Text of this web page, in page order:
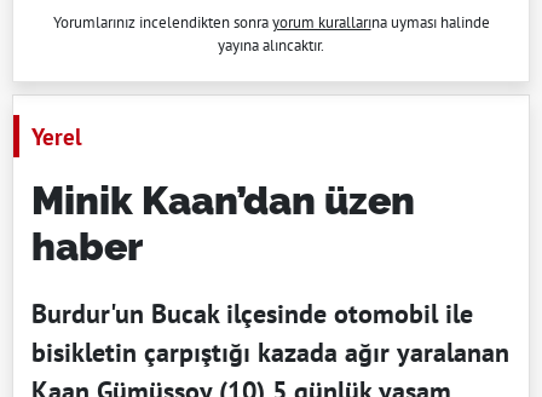
Yorumlarınız incelendikten sonrayorum kurallarına uyması halinde
yayına alıncaktır.
Yerel
Minik Kaan’dan üzen
haber
Burdur'un Bucak ilçesinde otomobil ile
bisikletin çarpıştığı kazada ağır yaralanan